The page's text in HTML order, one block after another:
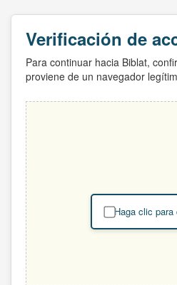
Verificación de
Para continuar hacia Biblat,
proviene de un navegador
Haga clic para